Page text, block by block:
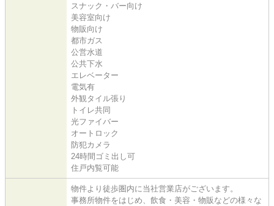
スナック・バー向け
美容室向け
物販向け
都市ガス
公営水道
公共下水
エレベーター
電気有
外観タイル張り
トイレ共同
光ファイバー
オートロック
防犯カメラ
24時間ゴミ出し可
住戸内覧可能
物件より徒歩圏内に当社営業店がございます。
事務所物件をはじめ、飲食・美容・物販などの様々な